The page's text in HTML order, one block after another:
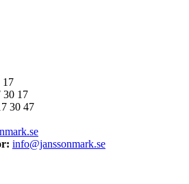
17
30 17
30 47
info@janssonmark.se